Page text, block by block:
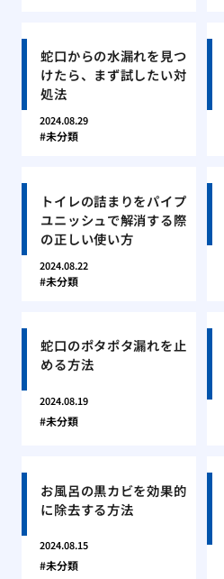
蛇口からの水漏れを見つ
けたら、まず試したい対
処法
2024.08.29
未分類
トイレの詰まりをパイプ
ユニッシュで解消する際
の正しい使い方
2024.08.22
未分類
蛇口のポタポタ漏れを止
める方法
2024.08.19
未分類
お風呂の黒カビを効果的
に除去する方法
2024.08.15
未分類